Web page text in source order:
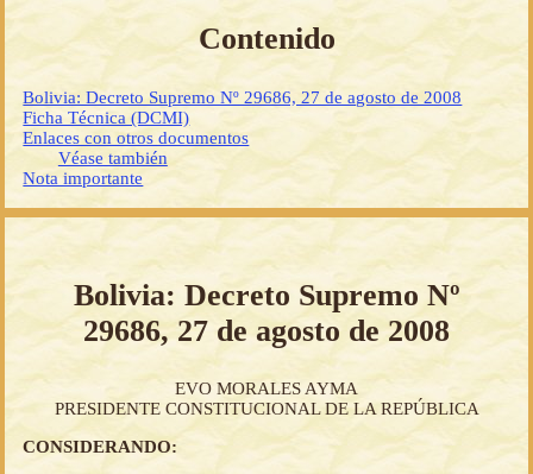
Contenido
Bolivia: Decreto Supremo Nº 29686, 27 de agosto de 2008
Ficha Técnica (DCMI)
Enlaces con otros documentos
Véase también
Nota importante
Bolivia: Decreto Supremo Nº
29686, 27 de agosto de 2008
EVO MORALES AYMA
PRESIDENTE CONSTITUCIONAL DE LA REPÚBLICA
CONSIDERANDO: